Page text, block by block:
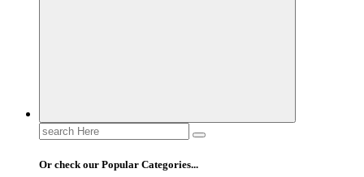
Search
for:
Or check our Popular Categories...